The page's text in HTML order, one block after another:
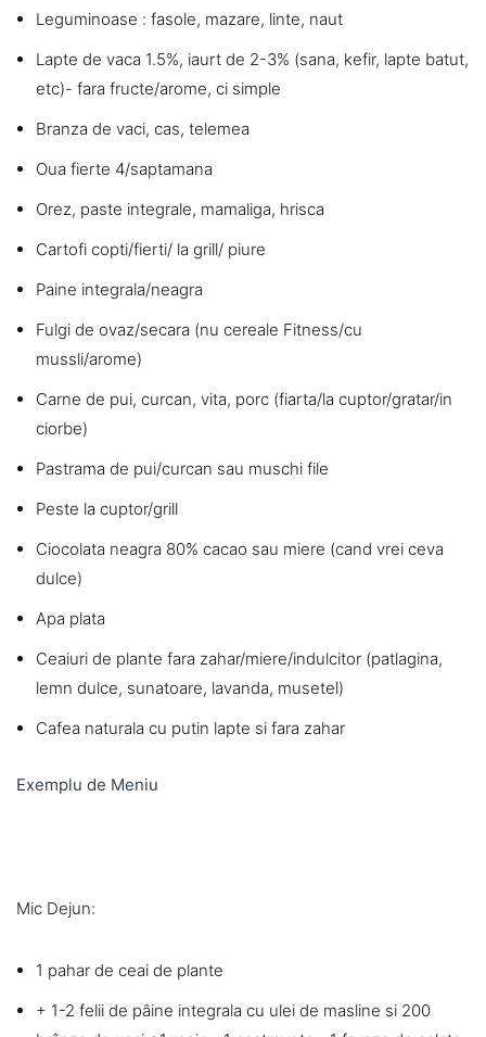
Leguminoase : fasole, mazare, linte, naut
Lapte de vaca 1.5%, iaurt de 2-3% (sana, kefir, lapte batut,
etc)- fara fructe/arome, ci simple
Branza de vaci, cas, telemea
Oua fierte 4/saptamana
Orez, paste integrale, mamaliga, hrisca
Cartofi copti/fierti/ la grill/ piure
Paine integrala/neagra
Fulgi de ovaz/secara (nu cereale Fitness/cu
mussli/arome)
Carne de pui, curcan, vita, porc (fiarta/la cuptor/gratar/in
ciorbe)
Pastrama de pui/curcan sau muschi file
Peste la cuptor/grill
Ciocolata neagra 80% cacao sau miere (cand vrei ceva
dulce)
Apa plata
Ceaiuri de plante fara zahar/miere/indulcitor (patlagina,
lemn dulce, sunatoare, lavanda, musetel)
Cafea naturala cu putin lapte si fara zahar
Exemplu de Meniu
Mic Dejun:
1 pahar de ceai de plante
+ 1-2 felii de pâine integrala cu ulei de masline si 200